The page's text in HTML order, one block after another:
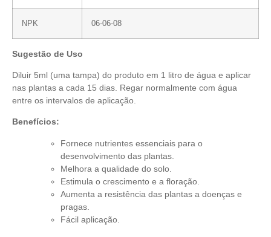
NPK 06-06-08
Sugestão de Uso
Diluir 5ml (uma tampa) do produto em 1 litro de água e aplicar
nas plantas a cada 15 dias. Regar normalmente com água
entre os intervalos de aplicação.
Benefícios:
Fornece nutrientes essenciais para o
desenvolvimento das plantas.
Melhora a qualidade do solo.
Estimula o crescimento e a floração.
Aumenta a resistência das plantas a doenças e
pragas.
Fácil aplicação.